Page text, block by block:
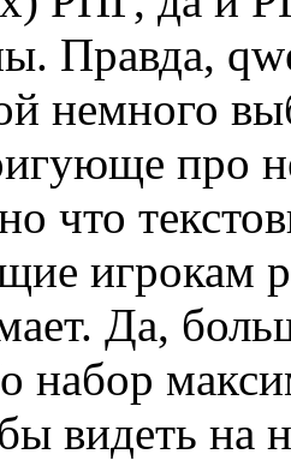
Правда,
немного
про
что
игрокам
Да,
набор
видеть на